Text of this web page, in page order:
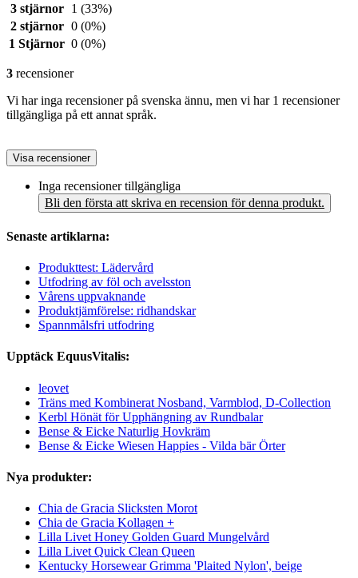
3 stjärnor
1 (33%)
2 stjärnor 0 (0%)
1 Stjärnor 0 (0%)
3 recensioner
Vi har inga recensioner på svenska ännu, men vi har 1 recensioner
tillgängliga på ett annat språk.
Visa recensioner
Inga recensioner tillgängliga
Bli den första att skriva en recension för denna produkt.
Senaste artiklarna:
Produkttest: Lädervård
Utfodring av föl och avelsston
Vårens uppvaknande
Produktjämförelse: ridhandskar
Spannmålsfri utfodring
Upptäck EquusVitalis:
leovet
Träns med Kombinerat Nosband, Varmblod, D-Collection
Kerbl Hönät för Upphängning av Rundbalar
Bense & Eicke Naturlig Hovkräm
Bense & Eicke Wiesen Happies - Vilda bär Örter
Nya produkter:
Chia de Gracia Slicksten Morot
Chia de Gracia Kollagen +
Lilla Livet Honey Golden Guard Mungelvård
Lilla Livet Quick Clean Queen
Kentucky Horsewear Grimma 'Plaited Nylon', beige